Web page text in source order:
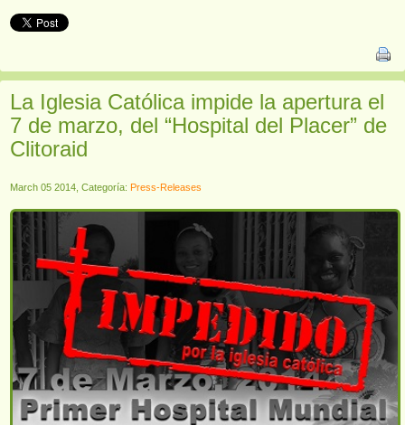
La Iglesia Católica impide la apertura el
7 de marzo, del “Hospital del Placer” de
Clitoraid
March 05 2014, Categoría: Press-Releases